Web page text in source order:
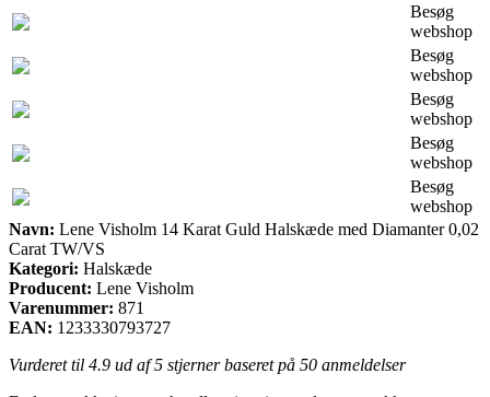
Besøg
webshop
Besøg
webshop
Besøg
webshop
Besøg
webshop
Besøg
webshop
Navn: Lene Visholm 14 Karat Guld Halskæde med Diamanter 0,02
Carat TW/VS
Kategori: Halskæde
Producent: Lene Visholm
Varenummer: 871
EAN: 1233330793727
Vurderet til 4.9 ud af 5 stjerner baseret på 50 anmeldelser